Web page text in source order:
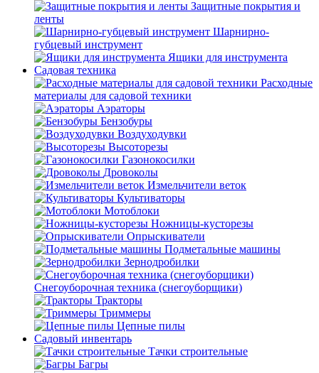
Защитные покрытия и
ленты
Шарнирно-
губцевый инструмент
Ящики для инструмента
Садовая техника
Расходные
материалы для садовой техники
Аэраторы
Бензобуры
Воздуходувки
Высоторезы
Газонокосилки
Дровоколы
Измельчители веток
Культиваторы
Мотоблоки
Ножницы-кусторезы
Опрыскиватели
Подметальные машины
Зернодробилки
Снегоуборочная техника (снегоуборщики)
Тракторы
Триммеры
Цепные пилы
Садовый инвентарь
Тачки строительные
Багры